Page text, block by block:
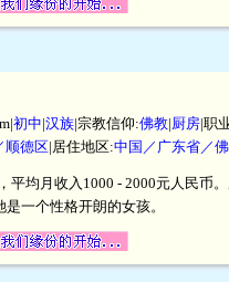
初中|汉族|宗教信仰:佛教|厨房|职
顺德区|居住地区:中国／广东省／
均月收入1000 - 2000元人民币
一个性格开朗的女孩。